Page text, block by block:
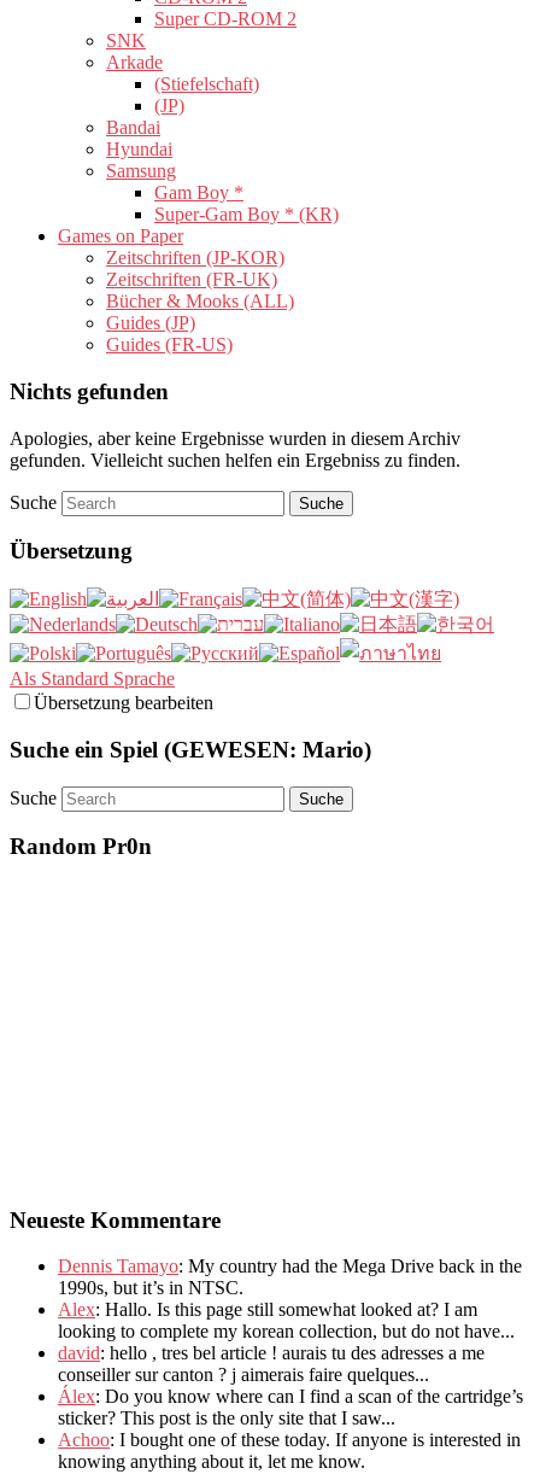
Super CD-ROM 2
SNK
Arkade
(Stiefelschaft)
(JP)
Bandai
Hyundai
Samsung
Gam Boy *
Super-Gam Boy * (KR)
Games on Paper
Zeitschriften (JP-KOR)
Zeitschriften (FR-UK)
Bücher & Mooks (ALL)
Guides (JP)
Guides (FR-US)
Nichts gefunden
Apologies, aber keine Ergebnisse wurden in diesem Archiv
gefunden. Vielleicht suchen helfen ein Ergebniss zu finden.
Suche
Übersetzung
Als Standard Sprache
Übersetzung bearbeiten
Suche ein Spiel (GEWESEN: Mario)
Suche
Random Pr0n
Neueste Kommentare
Dennis Tamayo: My country had the Mega Drive back in the
1990s, but it’s in NTSC.
Alex: Hallo. Is this page still somewhat looked at? I am
looking to complete my korean collection, but do not have...
david: hello , tres bel article ! aurais tu des adresses a me
conseiller sur canton ? j aimerais faire quelques...
Álex: Do you know where can I find a scan of the cartridge’s
sticker? This post is the only site that I saw...
Achoo: I bought one of these today. If anyone is interested in
knowing anything about it, let me know.